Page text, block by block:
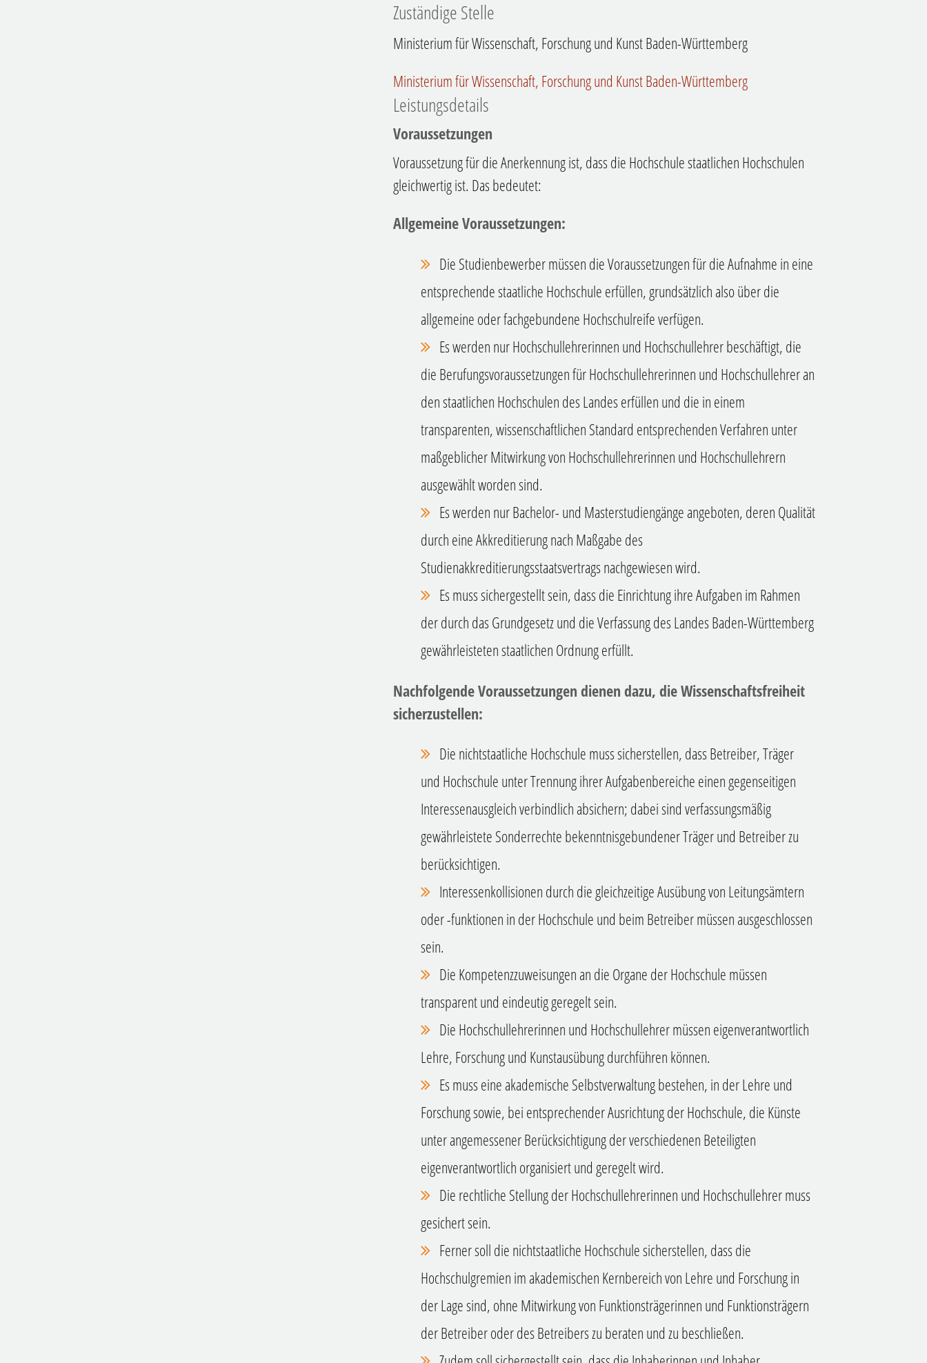
Zuständige Stelle
Ministerium für Wissenschaft, Forschung und Kunst Baden-Württemberg
Ministerium für Wissenschaft, Forschung und Kunst Baden-Württemberg
Leistungsdetails
Voraussetzungen
Voraussetzung für die Anerkennung ist, dass die Hochschule staatlichen Hochschulen
gleichwertig ist. Das bedeutet:
Allgemeine Voraussetzungen:
Die Studienbewerber müssen die Voraussetzungen für die Aufnahme in eine
entsprechende staatliche Hochschule erfüllen, grundsätzlich also über die
allgemeine oder fachgebundene Hochschulreife verfügen.
Es werden nur Hochschullehrerinnen und Hochschullehrer beschäftigt, die
die Berufungsvoraussetzungen für Hochschullehrerinnen und Hochschullehrer an
den staatlichen Hochschulen des Landes erfüllen und die in einem
transparenten, wissenschaftlichen Standard entsprechenden Verfahren unter
maßgeblicher Mitwirkung von Hochschullehrerinnen und Hochschullehrern
ausgewählt worden sind.
Es werden nur Bachelor- und Masterstudiengänge angeboten, deren Qualität
durch eine Akkreditierung nach Maßgabe des
Studienakkreditierungsstaatsvertrags nachgewiesen wird.
Es muss sichergestellt sein, dass die Einrichtung ihre Aufgaben im Rahmen
der durch das Grundgesetz und die Verfassung des Landes Baden-Württemberg
gewährleisteten staatlichen Ordnung erfüllt.
Nachfolgende Voraussetzungen dienen dazu, die Wissenschaftsfreiheit
sicherzustellen:
Die nichtstaatliche Hochschule muss sicherstellen, dass Betreiber, Träger
und Hochschule unter Trennung ihrer Aufgabenbereiche einen gegenseitigen
Interessenausgleich verbindlich absichern; dabei sind verfassungsmäßig
gewährleistete Sonderrechte bekenntnisgebundener Träger und Betreiber zu
berücksichtigen.
Interessenkollisionen durch die gleichzeitige Ausübung von Leitungsämtern
oder -funktionen in der Hochschule und beim Betreiber müssen ausgeschlossen
sein.
Die Kompetenzzuweisungen an die Organe der Hochschule müssen
transparent und eindeutig geregelt sein.
Die Hochschullehrerinnen und Hochschullehrer müssen eigenverantwortlich
Lehre, Forschung und Kunstausübung durchführen können.
Es muss eine akademische Selbstverwaltung bestehen, in der Lehre und
Forschung sowie, bei entsprechender Ausrichtung der Hochschule, die Künste
unter angemessener Berücksichtigung der verschiedenen Beteiligten
eigenverantwortlich organisiert und geregelt wird.
Die rechtliche Stellung der Hochschullehrerinnen und Hochschullehrer muss
gesichert sein.
Ferner soll die nichtstaatliche Hochschule sicherstellen, dass die
Hochschulgremien im akademischen Kernbereich von Lehre und Forschung in
der Lage sind, ohne Mitwirkung von Funktionsträgerinnen und Funktionsträgern
der Betreiber oder des Betreibers zu beraten und zu beschließen.